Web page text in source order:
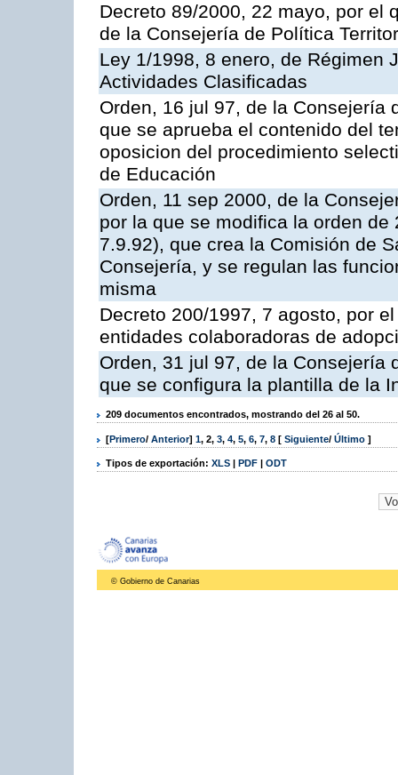
Decreto 89/2000, 22 mayo, por el
de la Consejería de Política
Ley 1/1998, 8 enero, de Régimen
Actividades Clasificadas
Orden, 16 jul 97, de la Consejería
que se aprueba el contenido del
oposicion del procedimiento
de Educación
Orden, 11 sep 2000, de la
por la que se modifica la orden
7.9.92), que crea la Comisión de
Consejería, y se regulan las
misma
Decreto 200/1997, 7 agosto, por
entidades colaboradoras de
Orden, 31 jul 97, de la Consejería
que se configura la plantilla de la
209 documentos encontrados, mostrando del 26 al 50.
[Primero/ Anterior] 1, 2, 3, 4, 5, 6, 7, 8 [ Siguiente/ Último ]
Tipos de exportación: XLS | PDF | ODT
© Gobierno de Canarias